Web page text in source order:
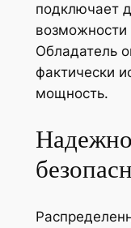
подключает
возможности
Обладатель
фактически
мощность.